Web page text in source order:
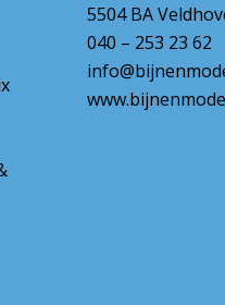
5504 BA
040 – 253 23 62